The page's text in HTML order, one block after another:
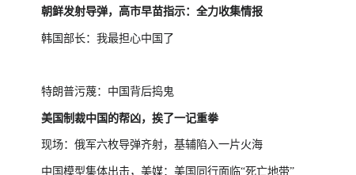
朝鲜发射导弹，高市早苗指示：全力收集情报
韩国部长：我最担心中国了
特朗普污蔑：中国背后捣鬼
美国制裁中国的帮凶，挨了一记重拳
现场：俄军六枚导弹齐射，基辅陷入一片火海
中国模型集体出击，美媒：美国同行面临“死亡地带”